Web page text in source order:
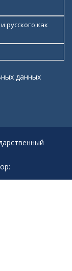
русского как
данных